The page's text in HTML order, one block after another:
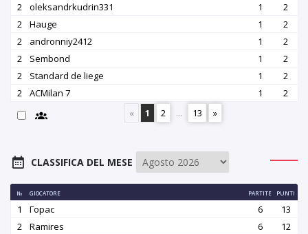
2
oleksandrkudrin331 1
2
2
Hauge 1
2
2
andronniy2412 1
2
2
Sembond 1
2
2
Standard de liege 1
2
2
ACMilan 7 1
2
«
1 2 ... 13 »
CLASSIFICA DEL MESE
№ GIOCATORE PARTITE PUNTI
1 Горас 6
13
2
Ramires 6
12